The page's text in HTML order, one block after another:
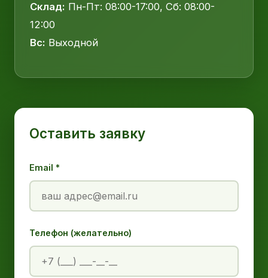
Склад: Пн-Пт: 08:00-17:00, Сб: 08:00-
12:00
Вс: Выходной
Оставить заявку
Email *
Телефон (желательно)